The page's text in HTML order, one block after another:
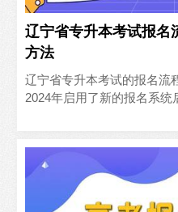
辽宁省专升本考试报名
方法
辽宁省专升本考试的报名流
2024年启用了新的报名系